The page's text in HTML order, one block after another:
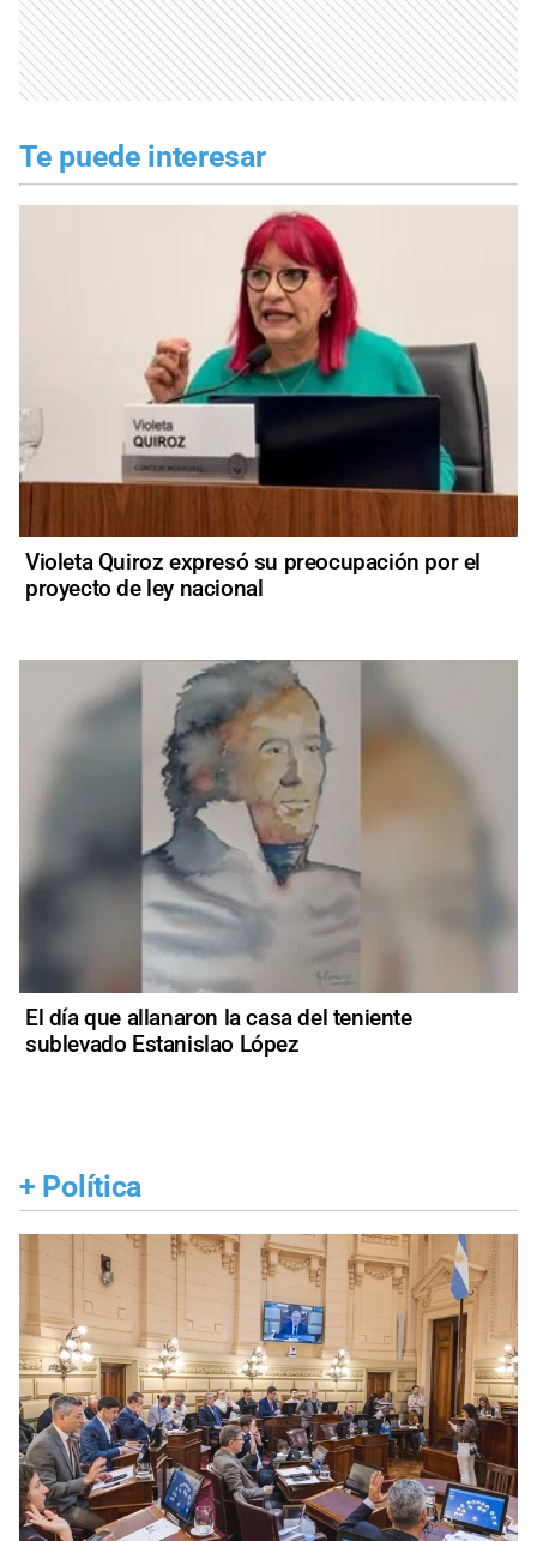
Te puede interesar
Violeta Quiroz expresó su preocupación por el
proyecto de ley nacional
El día que allanaron la casa del teniente
sublevado Estanislao López
+ Política